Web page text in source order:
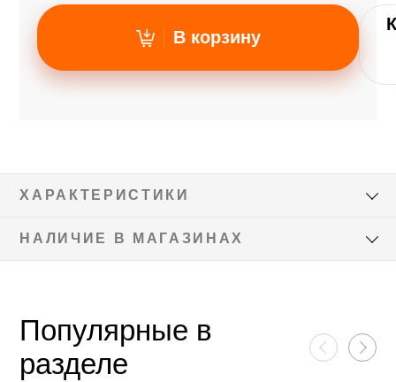
В корзину
ХАРАКТЕРИСТИКИ
НАЛИЧИЕ В МАГАЗИНАХ
Популярные в
разделе